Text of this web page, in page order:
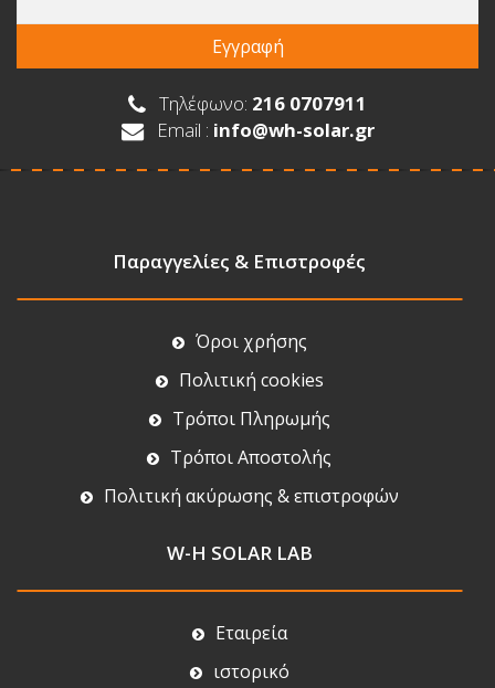
Τηλέφωνο: 216 0707911
Email : info@wh-solar.gr
Παραγγελίες & Επιστροφές
Όροι χρήσης
Πολιτική cookies
Τρόποι Πληρωμής
Τρόποι Αποστολής
Πολιτική ακύρωσης & επιστροφών
W-H SOLAR LAB
Εταιρεία
ιστορικό